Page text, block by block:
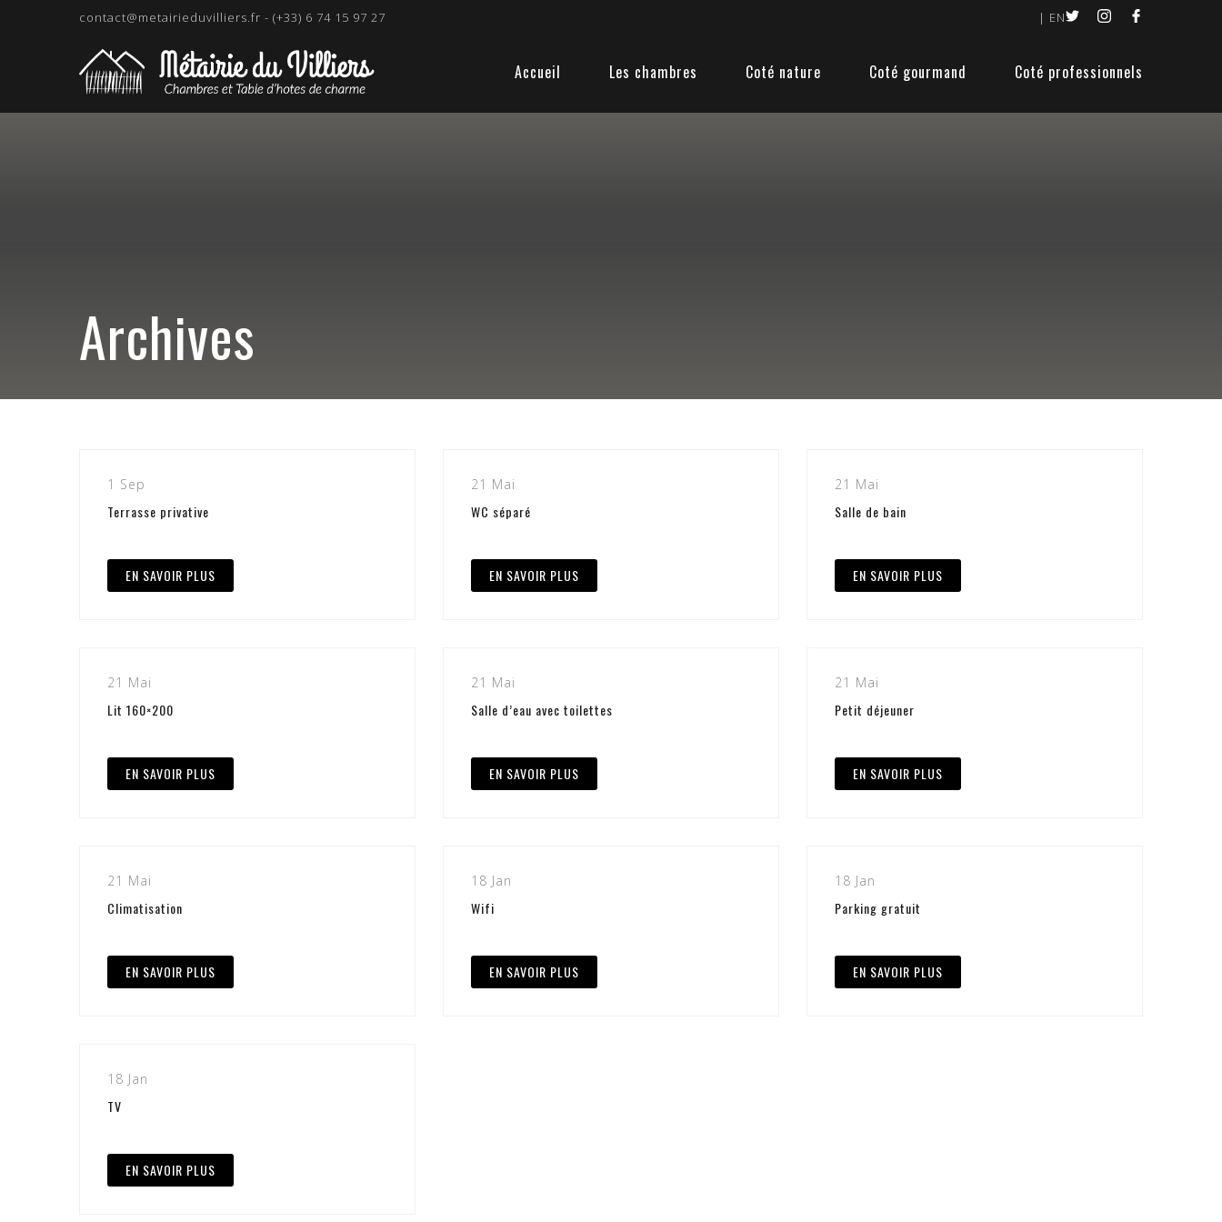
contact@metairieduvilliers.fr - (+33) 6 74 15 97 27 | EN
Accueil Les chambres Coté nature Coté gourmand Coté professionnels
Archives
1 Sep
Terrasse privative
EN SAVOIR PLUS
21 Mai
WC séparé
EN SAVOIR PLUS
21 Mai
Salle de bain
EN SAVOIR PLUS
21 Mai
Lit 160×200
EN SAVOIR PLUS
21 Mai
Salle d’eau avec toilettes
EN SAVOIR PLUS
21 Mai
Petit déjeuner
EN SAVOIR PLUS
21 Mai
Climatisation
EN SAVOIR PLUS
18 Jan
Wifi
EN SAVOIR PLUS
18 Jan
Parking gratuit
EN SAVOIR PLUS
18 Jan
TV
EN SAVOIR PLUS